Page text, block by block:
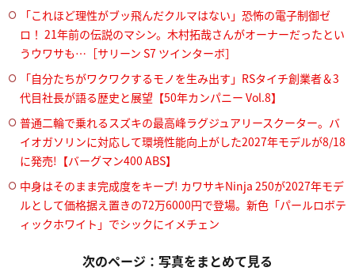
「これほど理性がブッ飛んだクルマはない」恐怖の電子制御ゼ
ロ！ 21年前の伝説のマシン。木村拓哉さんがオーナーだったとい
うウワサも…［サリーン S7 ツインターボ］
「自分たちがワクワクするモノを生み出す」RSタイチ創業者＆3
代目社長が語る歴史と展望【50年カンパニー Vol.8】
普通二輪で乗れるスズキの最高峰ラグジュアリースクーター。バ
イオガソリンに対応して環境性能向上がした2027年モデルが8/18
に発売!【バーグマン400 ABS】
中身はそのまま完成度をキープ! カワサキNinja 250が2027年モデ
ルとして価格据え置きの72万6000円で登場。新色「パールロボテ
ィックホワイト」でシックにイメチェン
次のページ：写真をまとめて見る